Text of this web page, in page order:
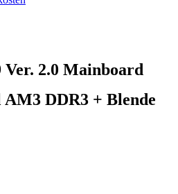
Ver. 2.0 Mainboard
AM3 DDR3 + Blende